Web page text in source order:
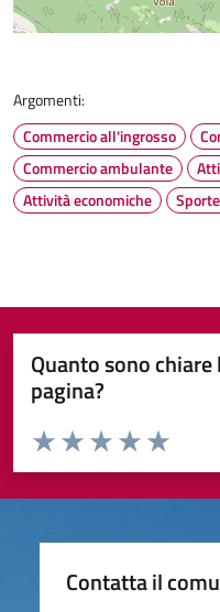
Argomenti:
Commercio all'ingrosso
Commercio ambulante
Attività economiche
Quanto sono
pagina?
Valuta da 1 a 5 stelle la pagina
Valuta 5
Valuta 4
Valuta 3 stelle su
Valuta 2 stelle su 5
Valuta 1 stelle su 5
Contatta il